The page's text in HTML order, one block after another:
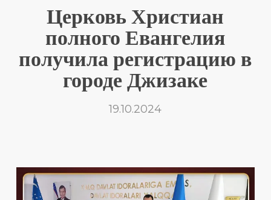
Церковь Христиан
полного Евангелия
получила регистрацию в
городе Джизаке
19.10.2024